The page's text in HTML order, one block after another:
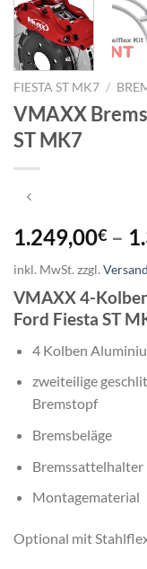
FIESTA ST MK7 /
VMAXX
ST MK7
1.249,00€ –
inkl. MwSt. zzgl.
VMAXX 4-
Ford Fiesta ST
4 Kolben
zweiteilige
Bremstopf
Bremsbeläge
Bremssattelhalter
Montagematerial
Optional mit